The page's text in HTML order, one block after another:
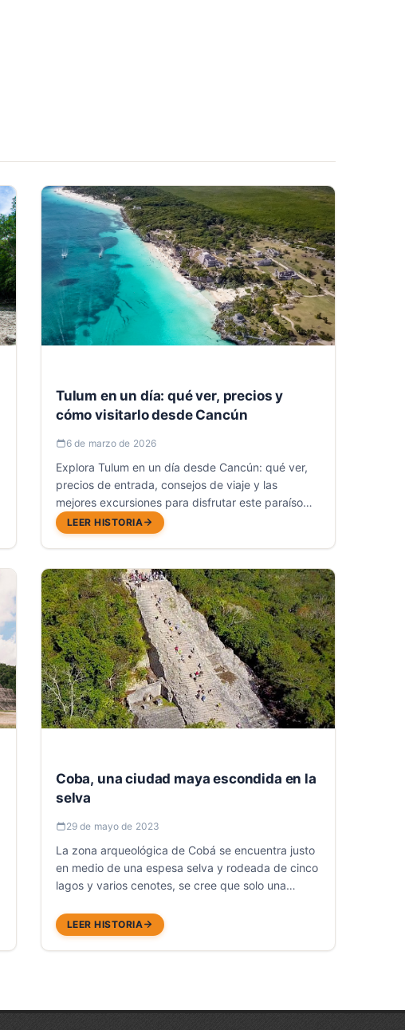
Tulum en un día: qué ver, precios y
cómo visitarlo desde Cancún
6 de marzo de 2026
Explora Tulum en un día desde Cancún: qué ver,
precios de entrada, consejos de viaje y las
mejores excursiones para disfrutar este paraíso
caribeño.
LEER HISTORIA
Coba, una ciudad maya escondida en la
selva
29 de mayo de 2023
La zona arqueológica de Cobá se encuentra justo
en medio de una espesa selva y rodeada de cinco
lagos y varios cenotes, se cree que solo una
descubierta...
LEER HISTORIA